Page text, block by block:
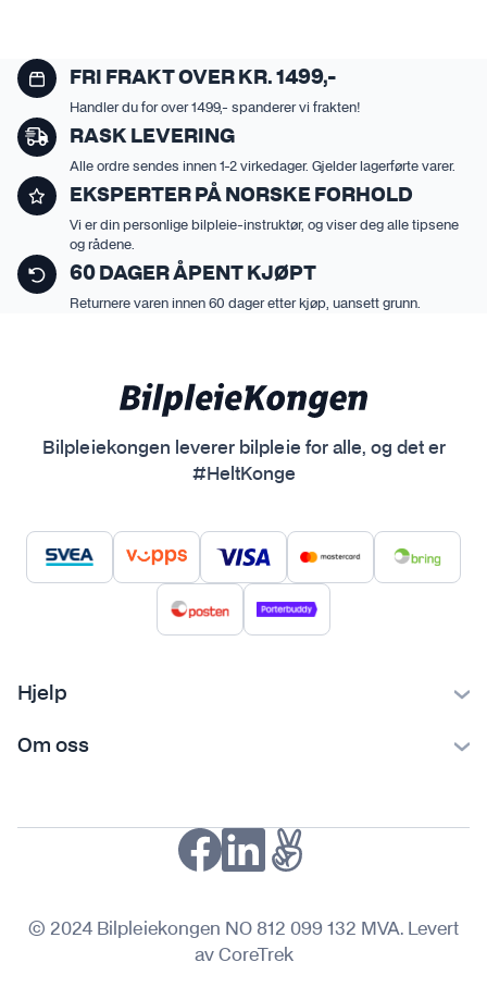
FRI FRAKT OVER KR. 1499,-
Handler du for over 1499,- spanderer vi frakten!
RASK LEVERING
Alle ordre sendes innen 1-2 virkedager. Gjelder lagerførte varer.
EKSPERTER PÅ NORSKE FORHOLD
Vi er din personlige bilpleie-instruktør, og viser deg alle tipsene
og rådene.
60 DAGER ÅPENT KJØPT
Returnere varen innen 60 dager etter kjøp, uansett grunn.
Bilpleiekongen leverer bilpleie for alle, og det er
#HeltKonge
Hjelp
Ofte stilte spørsmål
Om oss
Personvern
© 2024 Bilpleiekongen NO 812 099 132 MVA. Levert
av CoreTrek